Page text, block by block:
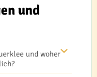
und
und woher